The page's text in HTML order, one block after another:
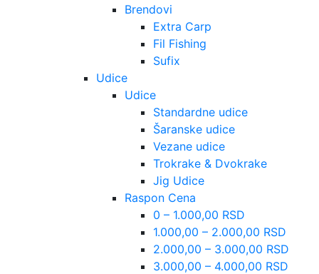
Brendovi
Extra Carp
Fil Fishing
Sufix
Udice
Udice
Standardne udice
Šaranske udice
Vezane udice
Trokrake & Dvokrake
Jig Udice
Raspon Cena
0 – 1.000,00 RSD
1.000,00 – 2.000,00 RSD
2.000,00 – 3.000,00 RSD
3.000,00 – 4.000,00 RSD